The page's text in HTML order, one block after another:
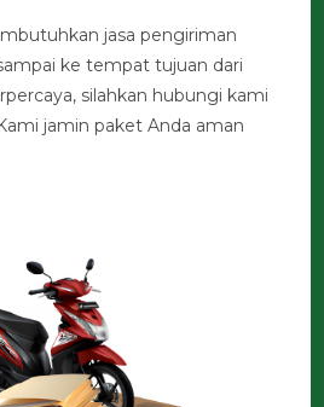
jasa pengiriman
ke tempat tujuan dari
silahkan hubungi kami
jamin paket Anda aman